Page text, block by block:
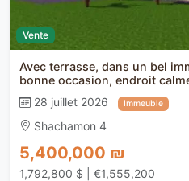
Vente
Avec terrasse, dans un bel
bonne occasion, endroit
Agréable, bien agencé, bel
bonnes orientations, en bon
grand jardin, projet de qualité
28 juillet 2026 Immeuble
Shachamon 4
5,400,000 ₪
1,792,800 $ | €1,555,200